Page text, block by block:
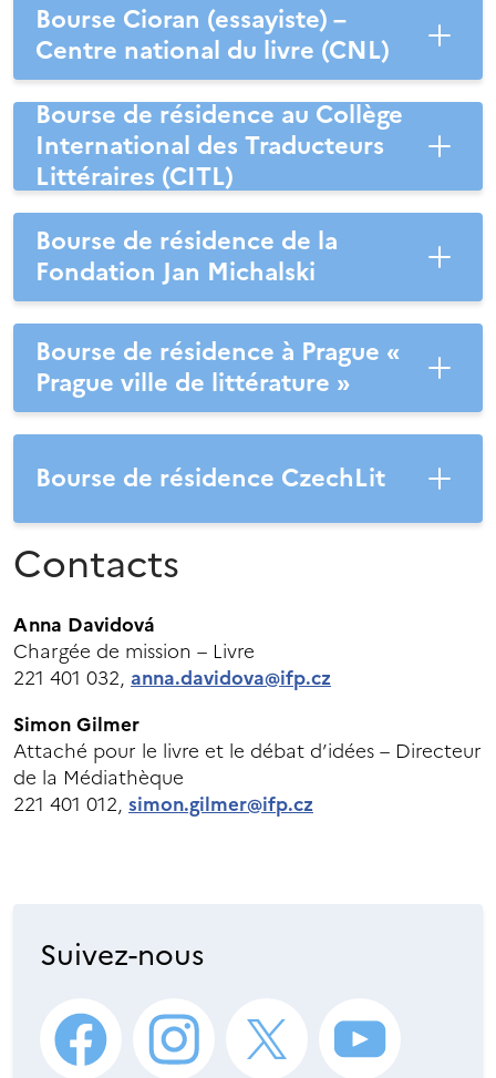
Bourse Cioran (essayiste) –
Centre national du livre (CNL)
Bourse de résidence au Collège
International des Traducteurs
Littéraires (CITL)
Bourse de résidence de la
Fondation Jan Michalski
Bourse de résidence à Prague «
Prague ville de littérature »
Bourse de résidence CzechLit
Contacts
Anna Davidová
Chargée de mission – Livre
221 401 032, anna.davidova@ifp.cz
Simon Gilmer
Attaché pour le livre et le débat d’idées – Directeur
de la Médiathèque
221 401 012, simon.gilmer@ifp.cz
Suivez-nous